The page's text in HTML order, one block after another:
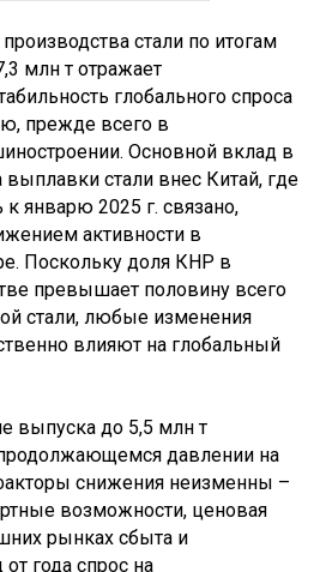
стали по итогам
млн т отражает
глобального спроса
прежде всего в
Основной вклад в
стали внес Китай, где
январю 2025 г. связано,
активности в
Поскольку доля КНР в
превышает половину всего
стали, любые изменения
влияют на глобальный
выпуска до 5,5 млн т
давлении на
снижения неизменны –
возможности, ценовая
рынках сбыта и
года спрос на